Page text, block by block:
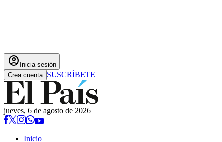
account_circle Inicia sesión
Crea cuenta SUSCRÍBETE
jueves, 6 de agosto de 2026
Inicio